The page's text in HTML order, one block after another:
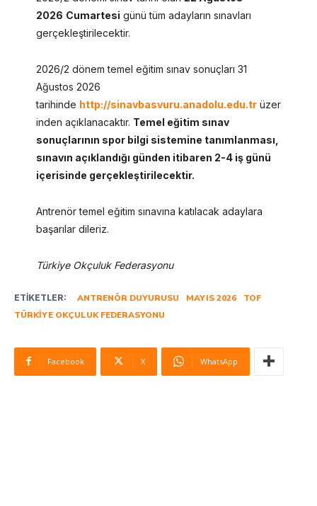
2026 Cumartesi günü tüm adayların sınavları
gerçekleştirilecektir.
2026/2 dönem temel eğitim sınav sonuçları 31
Ağustos 2026
tarihinde http://sinavbasvuru.anadolu.edu.trüzer
inden açıklanacaktır. Temel eğitim sınav
sonuçlarının spor bilgi sistemine tanımlanması,
sınavın açıklandığı günden itibaren 2-4 iş günü
içerisinde gerçekleştirilecektir.
Antrenör temel eğitim sınavına katılacak adaylara
başarılar dileriz.
Türkiye Okçuluk Federasyonu
ETIKETLER: ANTRENÖR DUYURUSU MAYIS 2026
TOF
TÜRKIYE OKÇULUK FEDERASYONU
Facebook X WhatsApp